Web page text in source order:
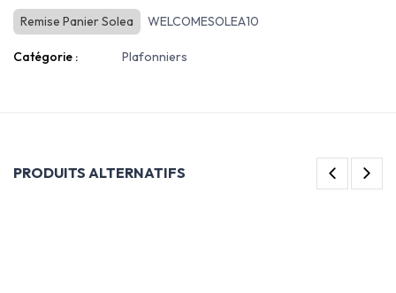
Remise Panier Solea WELCOMESOLEA10
Catégorie : Plafonniers
PRODUITS ALTERNATIFS